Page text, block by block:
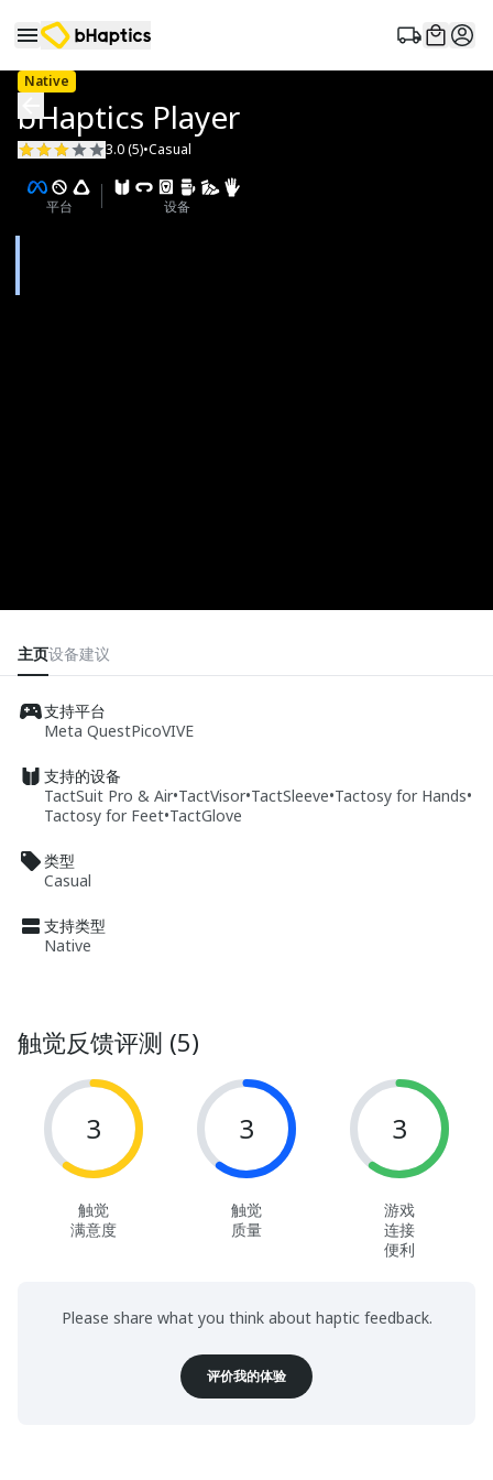
Native
bHaptics Player
3.0 (5)•Casual
平台 设备
主页设备建议
支持平台
Meta QuestPicoVIVE
支持的设备
TactSuit Pro & Air•TactVisor•TactSleeve•Tactosy for Hands•
Tactosy for Feet•TactGlove
类型
Casual
支持类型
Native
触觉反馈评测 (5)
3
触觉
满意度
3
触觉
质量
3
游戏
连接
便利
Please share what you think about haptic feedback.
评价我的体验